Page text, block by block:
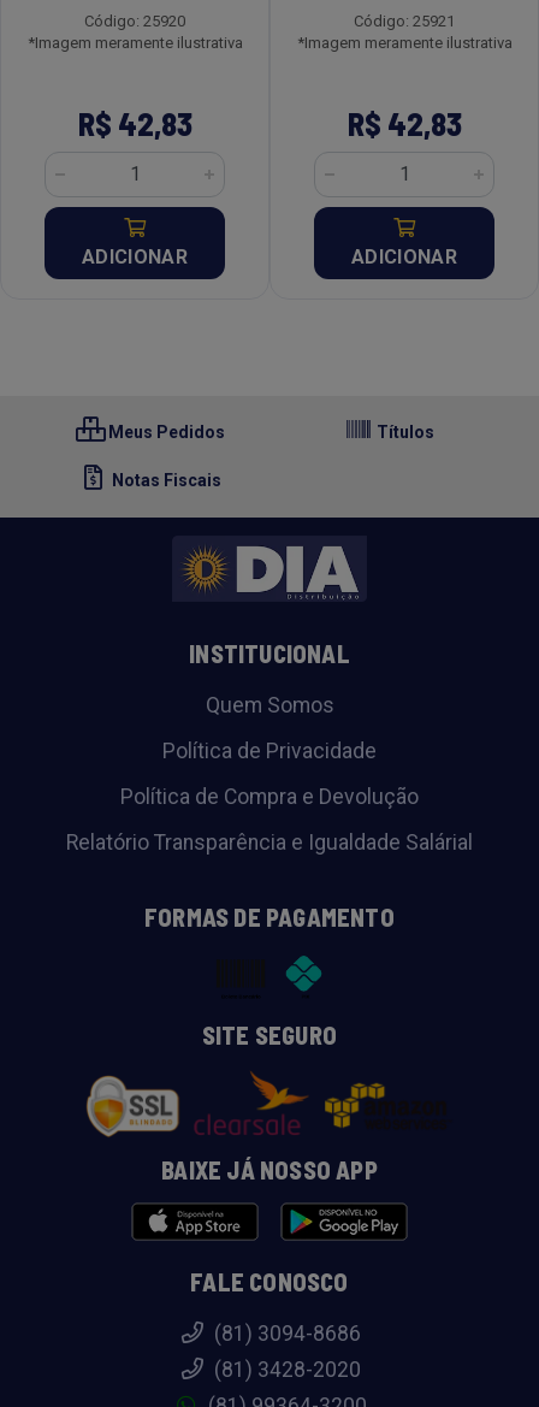
Código: 25920
*Imagem meramente ilustrativa
R$ 42,83
ADICIONAR
Código: 25921
*Imagem meramente ilustrativa
R$ 42,83
ADICIONAR
Meus Pedidos Títulos
Notas Fiscais
INSTITUCIONAL
Quem Somos
Política de Privacidade
Política de Compra e Devolução
Relatório Transparência e Igualdade Salárial
FORMAS DE PAGAMENTO
SITE SEGURO
BAIXE JÁ NOSSO APP
FALE CONOSCO
(81) 3094-8686
(81) 3428-2020